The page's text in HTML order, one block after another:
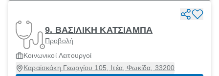
9. ΒΑΣΙΛΙΚΗ ΚΑΤΣΙΑΜΠΑ
Προβολή
Κοινωνικοί Λειτουργοί
Καραϊσκάκη Γεωργίου 105, Ιτέα, Φωκίδα, 33200